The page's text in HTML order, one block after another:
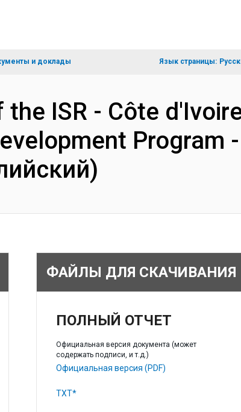
и доклады Язык страницы:
ISR - Côte
Program
ФАЙЛЫ ДЛЯ СКАЧИВАНИЯ
ПОЛНЫЙ ОТЧЕТ
Официальная версия документа (может
содержать подписи, и т.д.)
Официальная версия (PDF)
TXT*